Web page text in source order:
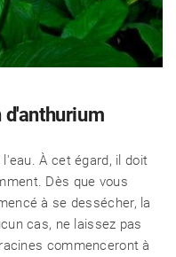
À cet égard, il doit
Dès que vous
à se dessécher, la
cas, ne laissez pas
commenceront à